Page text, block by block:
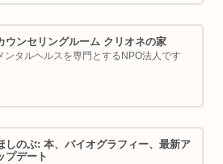
ウンセリングルーム クリオネの家
ンタルヘルスを専門とするNPO法人です
しのぶ: 本、バイオグラフィー、最新ア
プデート